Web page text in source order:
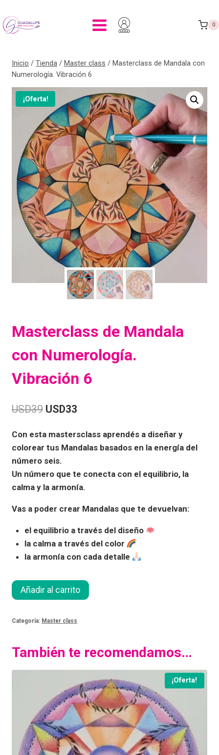
0
Inicio / Tienda / Master class / Masterclass de Mandala con
Numerología. Vibración 6
¡Oferta!
Masterclass de Mandala
con Numerología.
Vibración 6
USD39 USD33
Con esta mastersclass aprendés a diseñar y
colorear tus Mandalas basados en la energía del
número seis.
Un número que te conecta con el equilibrio, la
calma y la armonía.
Vas a poder crear Mandalas que te devuelvan:
el equilibrio a través del diseño
la calma a través del color
la armonía con cada detalle
Añadir al carrito
Categoría: Master class
También te recomendamos…
¡Oferta!